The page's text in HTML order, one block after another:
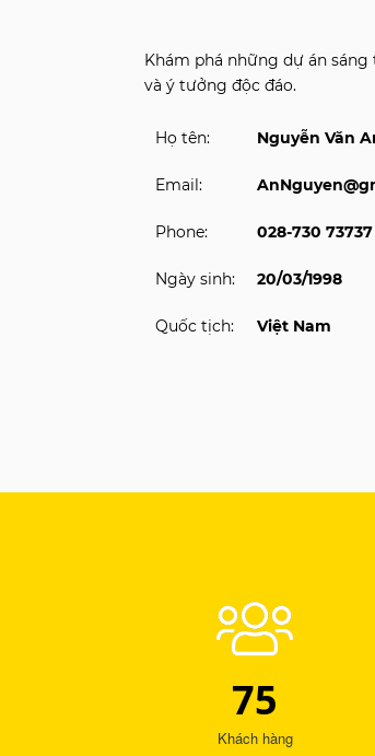
Khám phá những dự án
và ý tưởng độc đáo.
Họ tên: Nguyễn Văn
Email:
Phone: 028-730 73737
Ngày sinh: 20/03/1998
Quốc tịch: Việt Nam
75
Khách hàng